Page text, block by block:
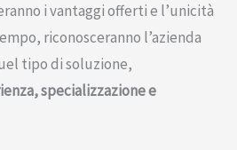
i vantaggi offerti e l’unicità
riconosceranno l’azienda
tipo di soluzione,
specializzazione e